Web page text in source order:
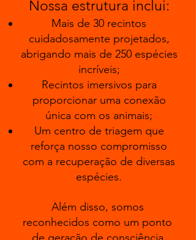
Nossa estrutura inclui:
Mais de 30 recintos
cuidadosamente projetados,
abrigando mais de 250 espécies
incríveis;
Recintos imersivos para
proporcionar uma conexão
única com os animais;
Um centro de triagem que
reforça nosso compromisso
com a recuperação de diversas
espécies.
​Além disso, somos
reconhecidos como um ponto